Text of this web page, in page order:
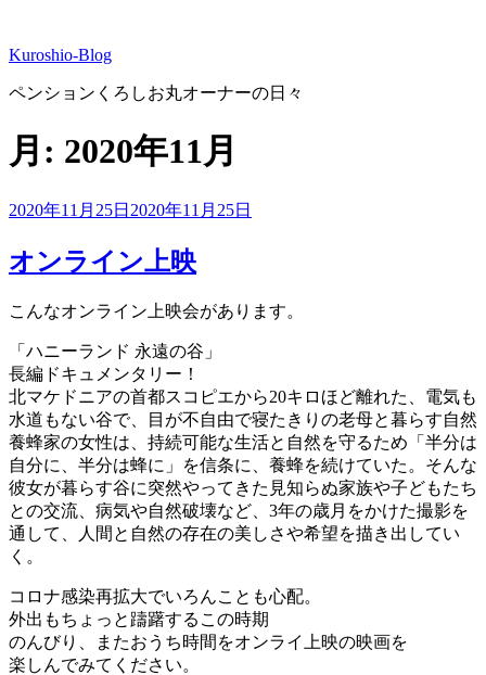
テ
ン
へ
ス
ッ
プ
Kuroshio-Blog
ペンションくろしお丸オーナーの日々
月: 2020年11月
投
日:
2020年11月25日 2020年11月25日
オンライン上映
こんなオンライン上映会があります。
「ハニーランド 永遠の谷」
長編ドキュメンタリー！
北マケドニアの首都スコピエから20キロほど離れた、電気も
水道もない谷で、目が不自由で寝たきりの老母と暮らす自然
養蜂家の女性は、持続可能な生活と自然を守るため「半分は
自分に、半分は蜂に」を信条に、養蜂を続けていた。そんな
彼女が暮らす谷に突然やってきた見知らぬ家族や子どもたち
との交流、病気や自然破壊など、3年の歳月をかけた撮影を
通して、人間と自然の存在の美しさや希望を描き出してい
く。
コロナ感染再拡大でいろんことも心配。
外出もちょっと躊躇するこの時期
のんびり、またおうち時間をオンライ上映の映画を
楽しんでみてください。